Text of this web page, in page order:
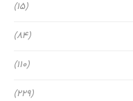
(15)
(84)
(110)
(229)